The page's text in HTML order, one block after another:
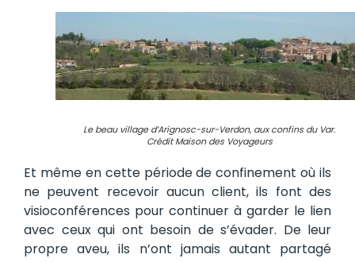
Le beau village d’Arignosc-sur-Verdon, aux confins du Var.
Crédit Maison des Voyageurs
Et même en cette période de confinement où ils
ne peuvent recevoir aucun client, ils font des
visioconférences pour continuer à garder le lien
avec ceux qui ont besoin de s’évader. De leur
propre aveu, ils n’ont jamais autant partagé